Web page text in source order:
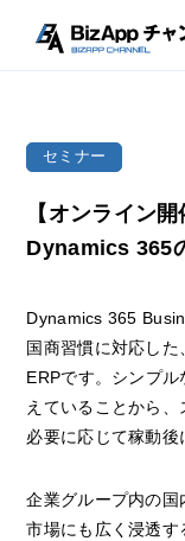
セミナー
【オンライン
Dynamics 365
Dynamics 365
国商習慣に対応した
ERPです。シンプ
えていることから、
必要に応じて稼動後
企業グループ内の国
市場にも広く浸透す